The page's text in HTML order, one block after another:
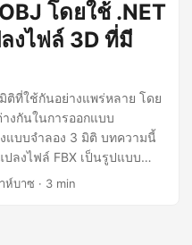
โดยใช้ .NET
งไฟล์ 3D ที่มี
ติที่ใช้กันอย่างแพร่หลาย โดย
งกันในการออกแบบ
แบบจำลอง 3 มิติ บทความนี้
ลงไฟล์ FBX เป็นรูปแบบ
ห์บาซ · 3 min